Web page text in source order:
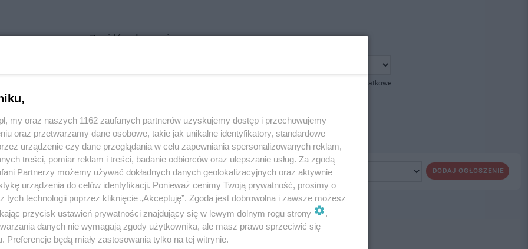
Znajdź ogłoszenie
pokaż opcje dodatkowe
DODAJ OGŁOSZENIE
ogłoszenie nie istnieje lub nie jest jeszcze aktywne!
my oraz naszych 1162 zaufanych partnerów uzyskujemy dostęp i przechowujemy
oraz przetwarzamy dane osobowe, takie jak unikalne identyfikatory, standardowe
urządzenie czy dane przeglądania w celu zapewniania spersonalizowanych reklam,
treści, pomiar reklam i treści, badanie odbiorców oraz ulepszanie usług. Za zgodą
Partnerzy możemy używać dokładnych danych geolokalizacyjnych oraz aktywnie
urządzenia do celów identyfikacji. Ponieważ cenimy Twoją prywatność, prosimy o
tych technologii poprzez kliknięcie „Akceptuję”. Zgoda jest dobrowolna i zawsze możesz
przycisk ustawień prywatności znajdujący się w lewym dolnym rogu strony
danych nie wymagają zgody użytkownika, ale masz prawo sprzeciwić się
Preferencje będą miały zastosowania tylko na tej witrynie.